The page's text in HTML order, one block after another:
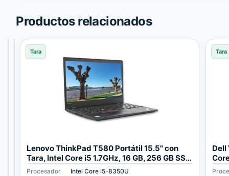
Productos relacionados
Procesador
Intel Core i7-10510U
Tara
Procesador
Intel Core i7 1165G7
Tara
Lenovo ThinkPad T580 Portátil 15.5" con
Tara, Intel Core i5 1.7GHz, 16 GB, 256 GB SSD
M2
Procesador
Intel Core i5-8350U
Tara
Dell
M2